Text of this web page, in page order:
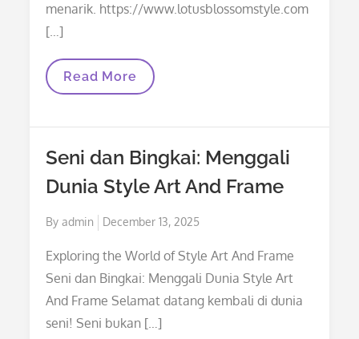
menarik. https://www.lotusblossomstyle.com
[…]
Menjelajahi
Gaya
Read More
Seni dan Bingkai: Menggali
Dunia Style Art And Frame
Byadmin
Posted
December 13, 2025
Exploring the World of Style Art And Frame
Seni dan Bingkai: Menggali Dunia Style Art
And Frame Selamat datang kembali di dunia
seni! Seni bukan […]